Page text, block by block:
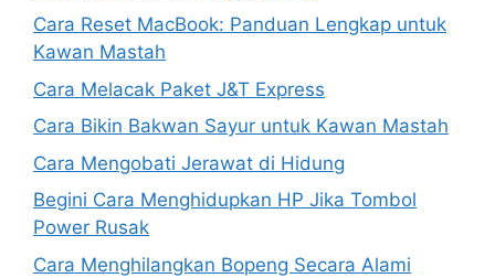
Cara Reset MacBook: Panduan Lengkap untuk
Kawan Mastah
Cara Melacak Paket J&T Express
Cara Bikin Bakwan Sayur untuk Kawan Mastah
Cara Mengobati Jerawat di Hidung
Begini Cara Menghidupkan HP Jika Tombol
Power Rusak
Cara Menghilangkan Bopeng Secara Alami